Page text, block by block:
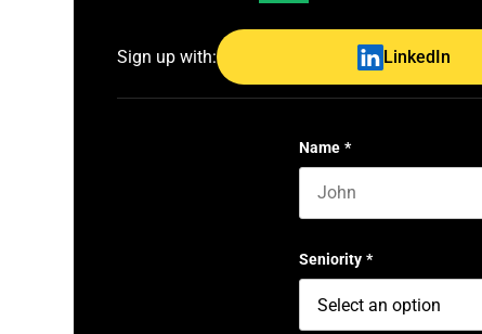
Sign up with: LinkedIn
Name *
Seniority *